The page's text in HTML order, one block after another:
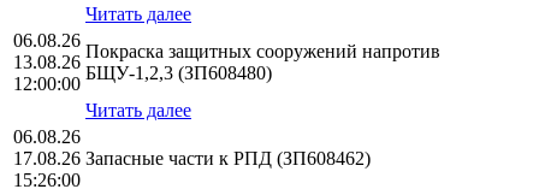
Читать далее
06.08.26
13.08.26
12:00:00
Покраска защитных сооружений напротив
БЩУ-1,2,3 (ЗП608480)
Читать далее
06.08.26
17.08.26
15:26:00
Запасные части к РПД (ЗП608462)